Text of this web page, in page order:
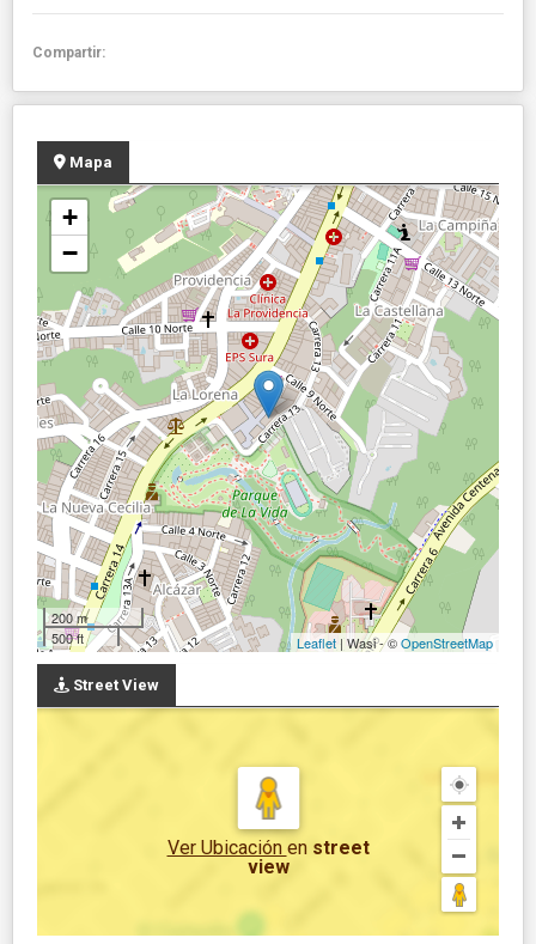
Compartir:
Mapa
+
−
200 m
500 ft
Leaflet | Wasi - ©OpenStreetMap
Street View
Ver Ubicación en street
view